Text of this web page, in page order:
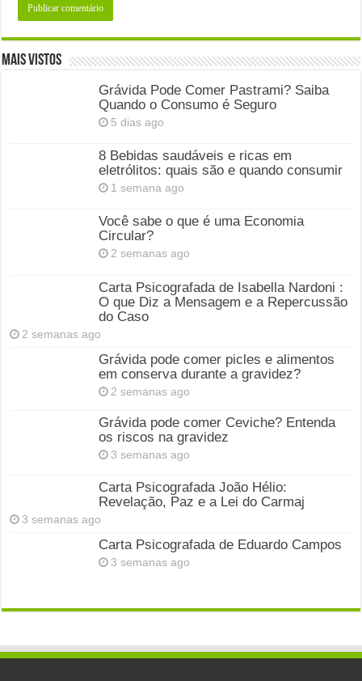
Mais Vistos
Grávida Pode Comer Pastrami? Saiba
Quando o Consumo é Seguro
5 dias ago
8 Bebidas saudáveis e ricas em
eletrólitos: quais são e quando consumir
1 semana ago
Você sabe o que é uma Economia
Circular?
2 semanas ago
Carta Psicografada de Isabella Nardoni :
O que Diz a Mensagem e a Repercussão
do Caso
2 semanas ago
Grávida pode comer picles e alimentos
em conserva durante a gravidez?
2 semanas ago
Grávida pode comer Ceviche? Entenda
os riscos na gravidez
3 semanas ago
Carta Psicografada João Hélio:
Revelação, Paz e a Lei do Carmaj
3 semanas ago
Carta Psicografada de Eduardo Campos
3 semanas ago